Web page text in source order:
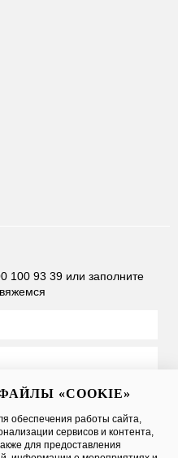
100 93 39 или заполните
условияПубличной
персональных данных
«COOKIE»
обеспечения работы сайта,
сервисов и контента,
для предоставления